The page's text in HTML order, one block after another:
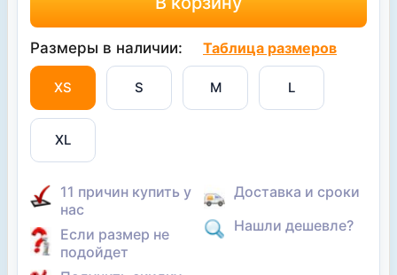
Размеры в наличии: Таблица размеров
XS S M L
XL
11 причин купить у
нас
Если размер не
подойдет
Доставка и сроки
Нашли дешевле?